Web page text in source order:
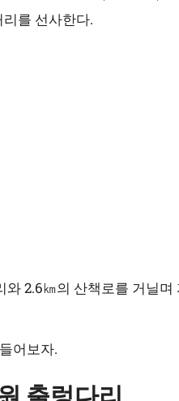
를 선사한다.
2.6㎞의 산책로를 거닐
어보자.
출렁다리